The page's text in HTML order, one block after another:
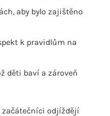
aby bylo zajištěno
k pravidlům na
děti baví a zároveň
začátečníci odjíždějí